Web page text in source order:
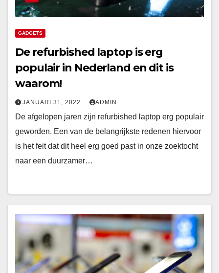
GADGETS
De refurbished laptop is erg
populair in Nederland en dit is
waarom!
JANUARI 31, 2022 ADMIN
De afgelopen jaren zijn refurbished laptop erg populair
geworden. Een van de belangrijkste redenen hiervoor
is het feit dat dit heel erg goed past in onze zoektocht
naar een duurzamer…